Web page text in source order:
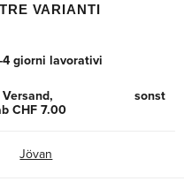
VARIANTI
4 giorni lavorativi
Versand, sonst
CHF 7.00
Jövan